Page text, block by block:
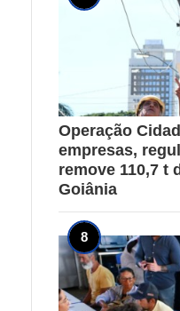
Operação
empresas,
remove 110,7 t
Goiânia